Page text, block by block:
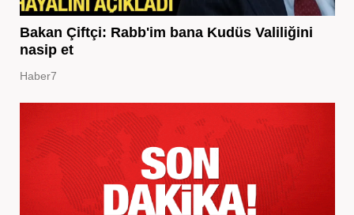
Bakan Çiftçi: Rabb'im bana Kudüs Valiliğini
nasip et
Haber7